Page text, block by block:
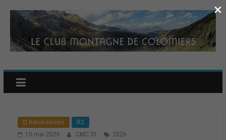
¤ Randonnées
R2
10 mai 2026
CMC 31 2026
×